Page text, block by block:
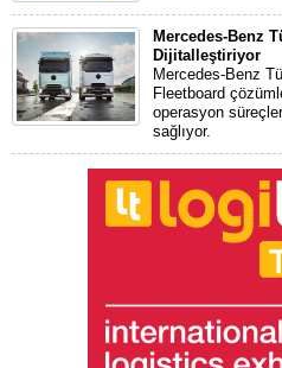
Mercedes-Benz
Dijitalleştiriyor
Mercedes-Benz
Fleetboard
operasyon
sağlıyor.